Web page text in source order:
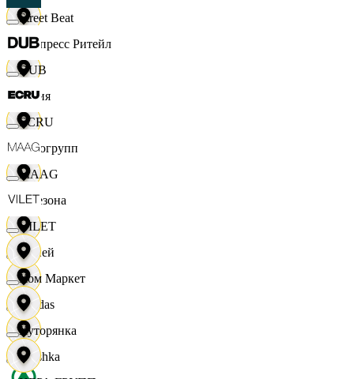
Экспресс Ритейл
Юлия
Яркогрупп
4 Сезона
7 дней
Adidas
Bershka
Street Beat
DUB
ECRU
MAAG
VILET
Хом Маркет
Хуторянка